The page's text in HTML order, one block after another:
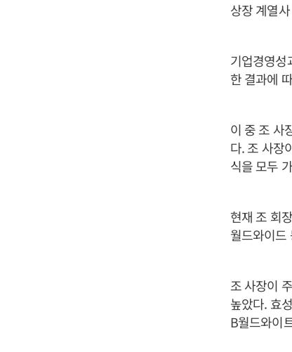
상장 계열
기업경영성
한 결과에
이 중 조 사
다. 조 사장
식을 모두
현재 조 회
월드와이드
조 사장이
높았다. 효
B월드와이